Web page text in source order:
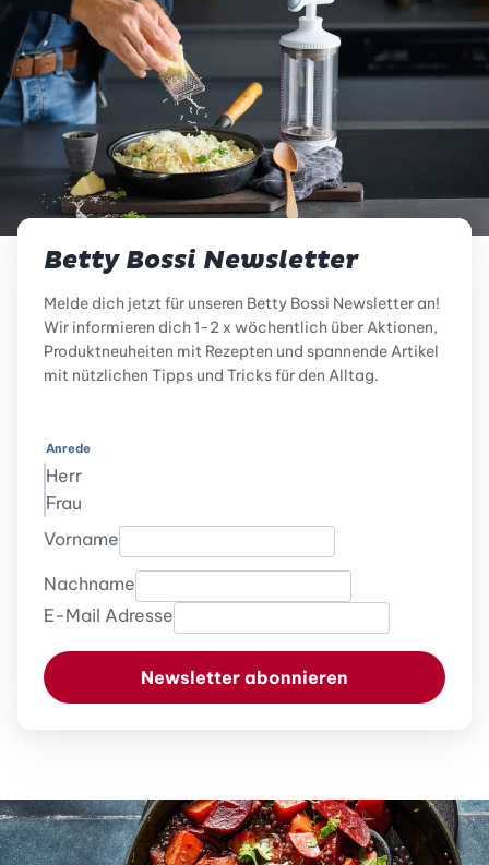
Betty Bossi Newsletter
Melde dich jetzt für unseren Betty Bossi Newsletter an!
Wir informieren dich 1-2 x wöchentlich über Aktionen,
Produktneuheiten mit Rezepten und spannende Artikel
mit nützlichen Tipps und Tricks für den Alltag.
Anrede
Herr
Frau
Vorname
Nachname
E-Mail Adresse
Newsletter abonnieren